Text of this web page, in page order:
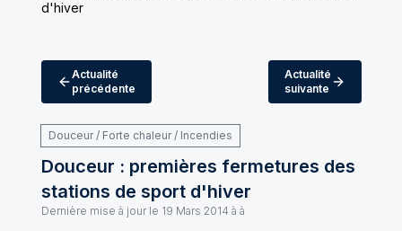
d'hiver
Actualité
précédente
Actualité
suivante
Douceur / Forte chaleur / Incendies
Douceur : premières fermetures des
stations de sport d'hiver
Dernière mise à jour le 19 Mars 2014 à à